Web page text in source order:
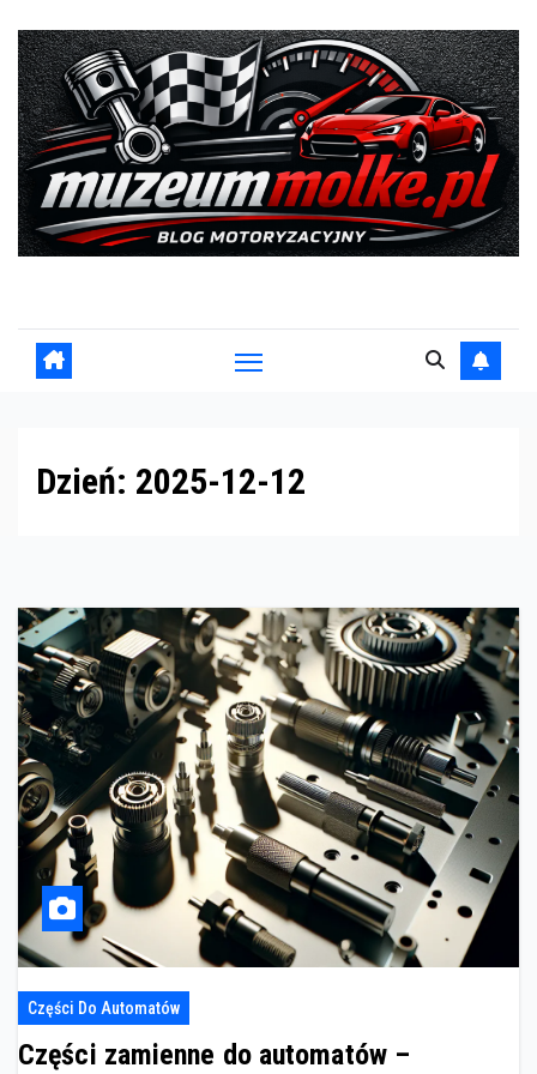
content
Dzień: 2025-12-12
Części Do Automatów
Części zamienne do automatów –